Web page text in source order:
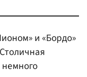
и «Бордо»